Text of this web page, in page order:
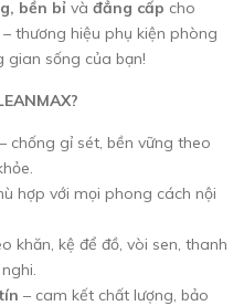
bền bỉ và đẳng cấp cho
– thương hiệu phụ kiện phòng
sống của bạn!
– chống gỉ sét, bền vững theo
hợp với mọi phong cách nội
khăn, kệ để đồ, vòi sen, thanh
– cam kết chất lượng, bảo